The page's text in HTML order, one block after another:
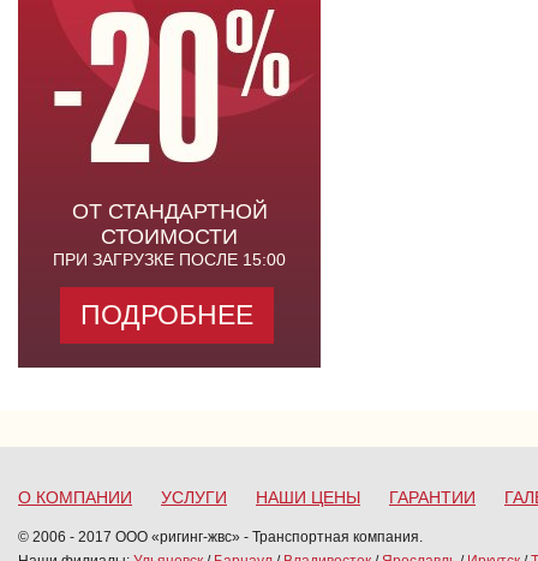
ОТ СТАНДАРТНОЙ
СТОИМОСТИ
ПРИ ЗАГРУЗКЕ ПОСЛЕ 15:00
ПОДРОБНЕЕ
О КОМПАНИИ УСЛУГИ НАШИ ЦЕНЫ ГАРАНТИИ
© 2006 - 2017 ООО «ригинг-жвс» - Транспортная компания.